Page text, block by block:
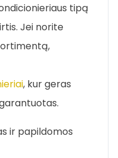
tipą
Jei norite
, kur geras
ir papildomos